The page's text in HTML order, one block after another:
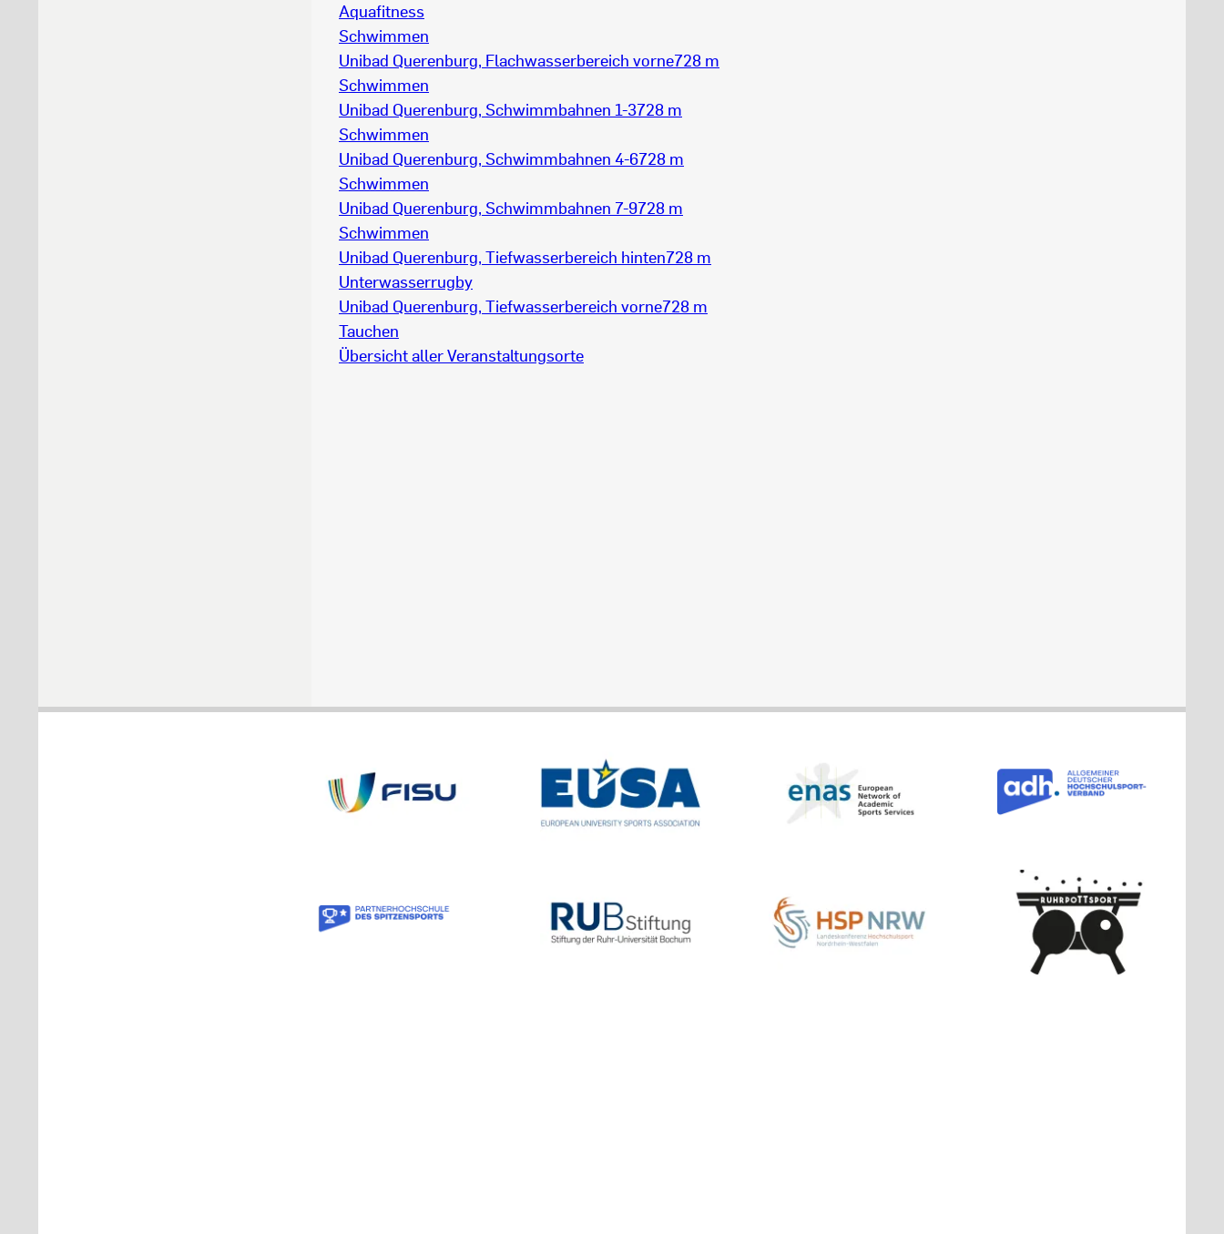
Aquafitness
Schwimmen
Unibad Querenburg, Flachwasserbereich vorne728 m
Schwimmen
Unibad Querenburg, Schwimmbahnen 1-3728 m
Schwimmen
Unibad Querenburg, Schwimmbahnen 4-6728 m
Schwimmen
Unibad Querenburg, Schwimmbahnen 7-9728 m
Schwimmen
Unibad Querenburg, Tiefwasserbereich hinten728 m
Unterwasserrugby
Unibad Querenburg, Tiefwasserbereich vorne728 m
Tauchen
Übersicht aller Veranstaltungsorte